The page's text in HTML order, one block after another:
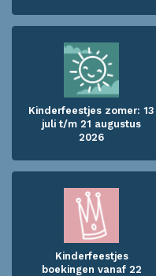
Kinderfeestjes zomer: 13
juli t/m 21 augustus
2026
Kinderfeestjes
boekingen vanaf 22